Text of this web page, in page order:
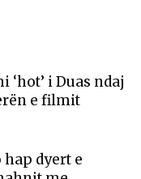
i Duas ndaj
e filmit
dyert e